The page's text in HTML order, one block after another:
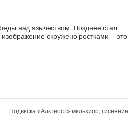
над язычеством. Позднее стал
окружено ростками – это
Подвеска «Алконост» мельхиор, тиснение